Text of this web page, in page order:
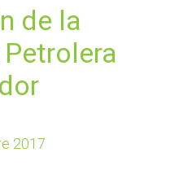
de la
2017